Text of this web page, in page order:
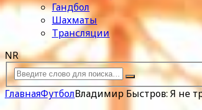
Гандбол
Шахматы
Трансляции
NR
ГлавнаяФутболВладимир Быстров: Я не